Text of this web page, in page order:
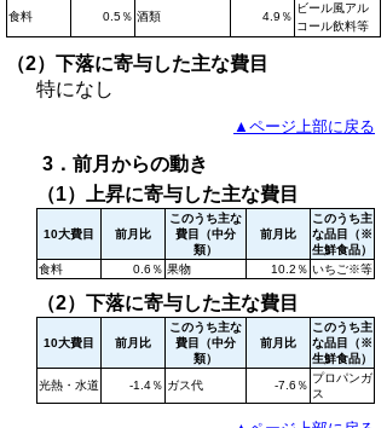
食料 0.5％ 酒類 4.9％
ビール風アル
コール飲料等
（2）下落に寄与した主な費目
特になし
▲ページ上部に戻る
3．前月からの動き
（1）上昇に寄与した主な費目
10大費目 前月比
このうち主な
費目（中分
類）
前月比
このうち主
な品目（※
生鮮食品）
食料
0.6％ 果物 10.2％ いちご※等
（2）下落に寄与した主な費目
10大費目 前月比
このうち主な
費目（中分
類）
前月比
このうち主
な品目（※
生鮮食品）
光熱・水道
-1.4％ ガス代 -7.6％
プロパンガ
ス